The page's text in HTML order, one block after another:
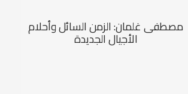
مصطفى غلمان: الزمن السائل وأحلام
الأجيال الجديدة